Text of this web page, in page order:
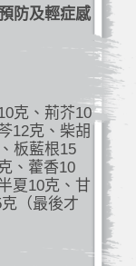
防及輕症感
克、荊芥10
12克、柴胡
板藍根15
、藿香10
夏10克、甘
（最後才